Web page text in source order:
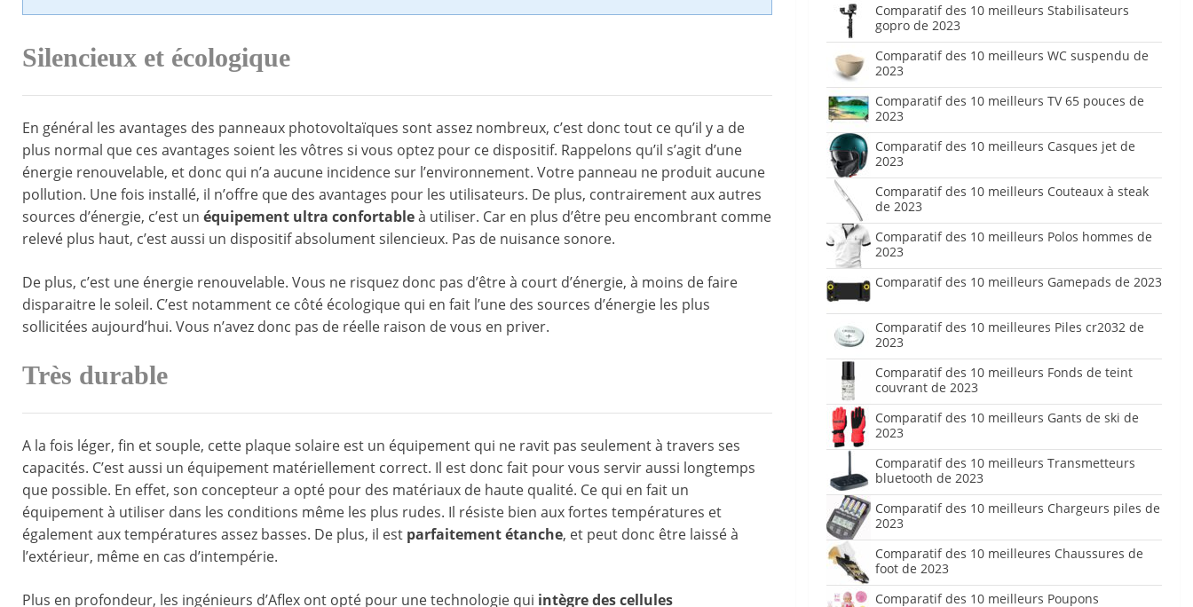
Silencieux et écologique
En général les avantages des panneaux photovoltaïques sont assez nombreux, c’est donc tout ce qu’il y a de
plus normal que ces avantages soient les vôtres si vous optez pour ce dispositif. Rappelons qu’il s’agit d’une
énergie renouvelable, et donc qui n’a aucune incidence sur l’environnement. Votre panneau ne produit aucune
pollution. Une fois installé, il n’offre que des avantages pour les utilisateurs. De plus, contrairement aux autres
sources d’énergie, c’est un équipement ultra confortableà utiliser. Car en plus d’être peu encombrant comme
relevé plus haut, c’est aussi un dispositif absolument silencieux. Pas de nuisance sonore.
De plus, c’est une énergie renouvelable. Vous ne risquez donc pas d’être à court d’énergie, à moins de faire
disparaitre le soleil. C’est notamment ce côté écologique qui en fait l’une des sources d’énergie les plus
sollicitées aujourd’hui. Vous n’avez donc pas de réelle raison de vous en priver.
Très durable
A la fois léger, fin et souple, cette plaque solaire est un équipement qui ne ravit pas seulement à travers ses
capacités. C’est aussi un équipement matériellement correct. Il est donc fait pour vous servir aussi longtemps
que possible. En effet, son concepteur a opté pour des matériaux de haute qualité. Ce qui en fait un
équipement à utiliser dans les conditions même les plus rudes. Il résiste bien aux fortes températures et
également aux températures assez basses. De plus, il est parfaitement étanche, et peut donc être laissé à
l’extérieur, même en cas d’intempérie.
Plus en profondeur, les ingénieurs d’Aflex ont opté pour une technologie qui intègre des cellules
Comparatif des 10 meilleurs Stabilisateurs
gopro de 2023
Comparatif des 10 meilleurs WC suspendu de
2023
Comparatif des 10 meilleurs TV 65 pouces de
2023
Comparatif des 10 meilleurs Casques jet de
2023
Comparatif des 10 meilleurs Couteaux à steak
de 2023
Comparatif des 10 meilleurs Polos hommes de
2023
Comparatif des 10 meilleurs Gamepads de 2023
Comparatif des 10 meilleures Piles cr2032 de
2023
Comparatif des 10 meilleurs Fonds de teint
couvrant de 2023
Comparatif des 10 meilleurs Gants de ski de
2023
Comparatif des 10 meilleurs Transmetteurs
bluetooth de 2023
Comparatif des 10 meilleurs Chargeurs piles de
2023
Comparatif des 10 meilleures Chaussures de
foot de 2023
Comparatif des 10 meilleurs Poupons